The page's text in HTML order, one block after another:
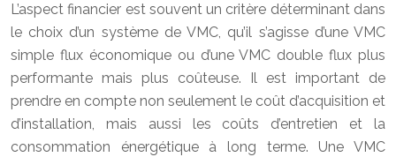
L’aspect financier est souvent un critère déterminant dans
le choix d’un système de VMC, qu’il s’agisse d’une VMC
simple flux économique ou d’une VMC double flux plus
performante mais plus coûteuse. Il est important de
prendre en compte non seulement le coût d’acquisition et
d’installation, mais aussi les coûts d’entretien et la
consommation énergétique à long terme. Une VMC